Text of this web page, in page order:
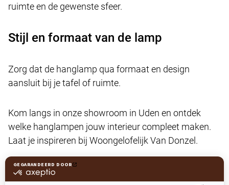
ruimte en de gewenste sfeer.
Stijl en formaat van de lamp
Zorg dat de hanglamp qua formaat en design
aansluit bij je tafel of ruimte.
Kom langs in onze showroom in Uden en ontdek
welke hanglampen jouw interieur compleet maken.
Laat je inspireren bij Woongelofelijk Van Donzel.